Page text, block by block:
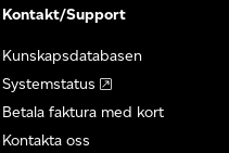
Kontakt/Support
Kunskapsdatabasen
Systemstatus
Betala faktura med kort
Kontakta oss